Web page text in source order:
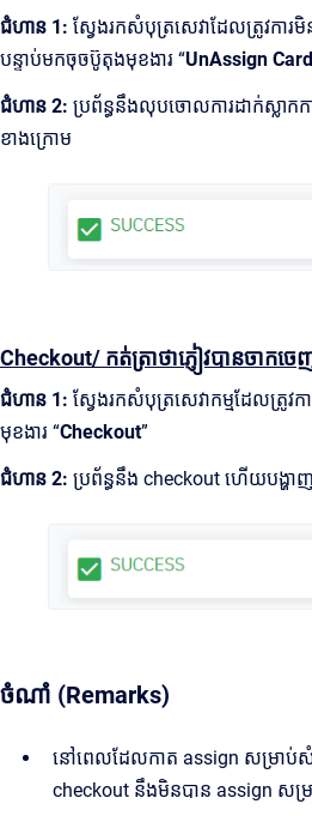
ជំហាន 1: ស្វែងរកសំបុត្រសេវាដែលត្រូវការមិ
បន្ទាប់មកចុចប៊ូតុងមុខងារ “UnAssign Card
ជំហាន 2: ប្រព័ន្ធនឹងលុបចោលការដាក់ស្លា
ខាងក្រោម
Checkout/ កត់ត្រាថាភ្ញៀវបានចាកចេ
ជំហាន 1: ស្វែងរកសំបុត្រសេវាកម្មដែលត្រូវ
មុខងារ “Checkout”
ជំហាន 2: ប្រព័ន្ធនឹង checkout ហើយបង្ហ
ចំណាំ (Remarks)
នៅពេលដែលកាត assign សម្រាប់
checkout នឹងមិនបាន assign សម្